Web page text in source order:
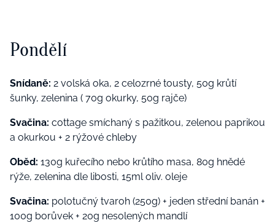
Pondělí
Snídaně: 2 volská oka, 2 celozrné tousty, 50g krůtí
šunky, zelenina ( 70g okurky, 50g rajče)
Svačina: cottage smíchaný s pažitkou, zelenou paprikou
a okurkou + 2 rýžové chleby
Oběd: 130g kuřecího nebo krůtího masa, 80g hnědé
rýže, zelenina dle libosti, 15ml oliv. oleje
Svačina: polotučný tvaroh (250g) + jeden střední banán +
100g borůvek + 20g nesolených mandlí